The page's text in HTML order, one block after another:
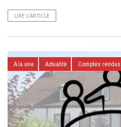
LIRE L’ARTICLE
A la une Actualité Comptes rendus